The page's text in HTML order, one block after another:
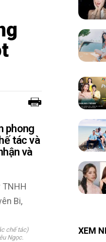
phong
tác và
và
chế tác)
Ngọc.
XEM